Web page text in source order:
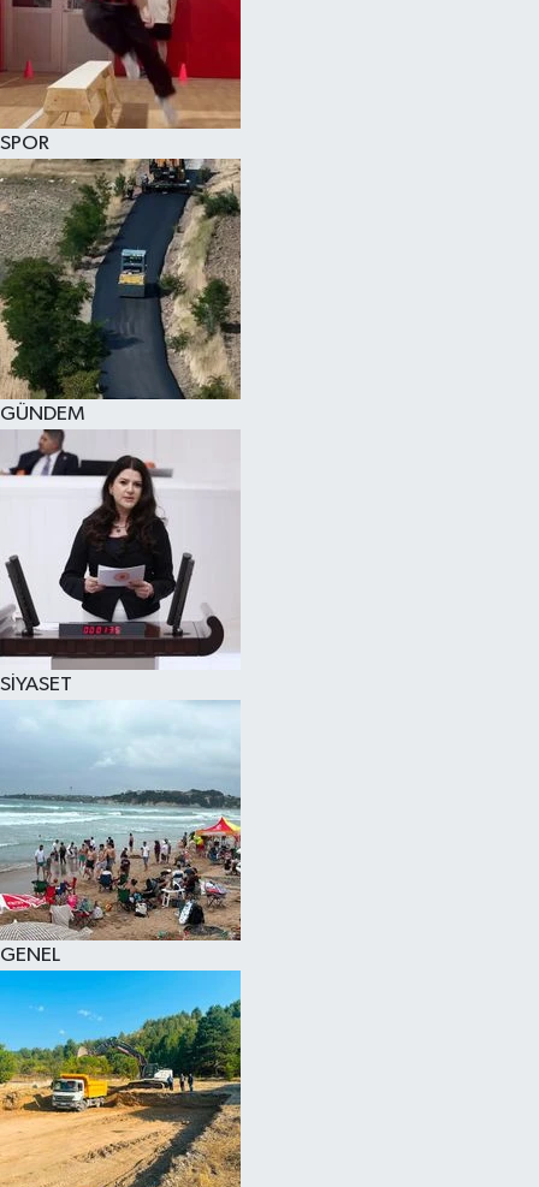
SPOR
GÜNDEM
SİYASET
GENEL
KÜLTÜR SANAT
MAGAZİN
SAĞLIK
SİYASET
SPOR
TEKNOLOJİ
VİZYONDAKİLER
YAŞAM